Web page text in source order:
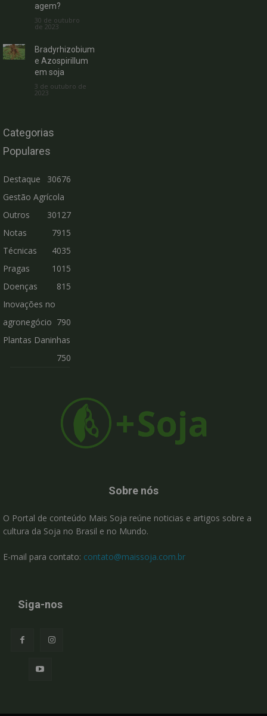
agem?
30 de outubro
de 2023
Bradyrhizobium
e Azospirillum
em soja
3 de outubro de
2023
Categorias
Populares
Destaque
30676
Gestão Agrícola
30127
Outros
7915
Notas
Técnicas
4035
Pragas
1015
Doenças
815
Inovações no
agronegócio 790
Plantas Daninhas
750
Sobre nós
O Portal de conteúdo Mais Soja reúne noticias e artigos sobre a
cultura da Soja no Brasil e no Mundo.
E-mail para contato: contato@maissoja.com.br
Siga-nos